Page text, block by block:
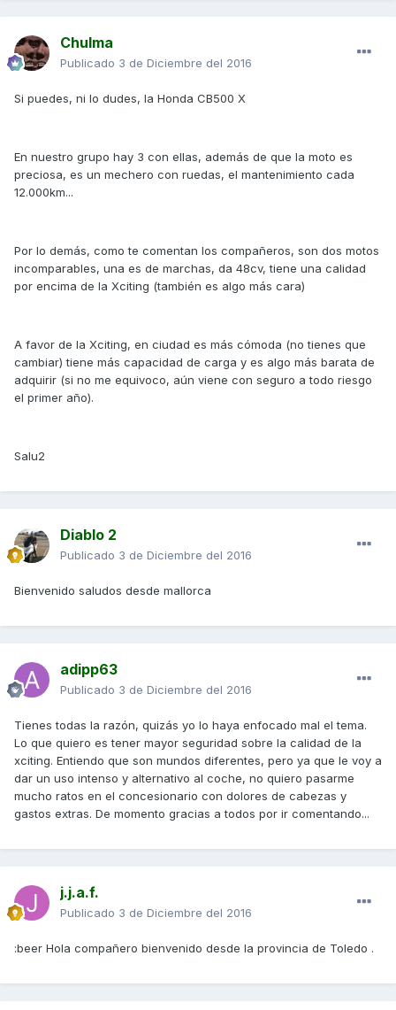
Chulma
Publicado 3 de Diciembre del 2016
Si puedes, ni lo dudes, la Honda CB500 X
En nuestro grupo hay 3 con ellas, además de que la moto es
preciosa, es un mechero con ruedas, el mantenimiento cada
12.000km...
Por lo demás, como te comentan los compañeros, son dos motos
incomparables, una es de marchas, da 48cv, tiene una calidad
por encima de la Xciting (también es algo más cara)
A favor de la Xciting, en ciudad es más cómoda (no tienes que
cambiar) tiene más capacidad de carga y es algo más barata de
adquirir (si no me equivoco, aún viene con seguro a todo riesgo
el primer año).
Salu2
Diablo 2
Publicado 3 de Diciembre del 2016
Bienvenido saludos desde mallorca
adipp63
Publicado 3 de Diciembre del 2016
Tienes todas la razón, quizás yo lo haya enfocado mal el tema.
Lo que quiero es tener mayor seguridad sobre la calidad de la
xciting. Entiendo que son mundos diferentes, pero ya que le voy a
dar un uso intenso y alternativo al coche, no quiero pasarme
mucho ratos en el concesionario con dolores de cabezas y
gastos extras. De momento gracias a todos por ir comentando...
j.j.a.f.
Publicado 3 de Diciembre del 2016
:beer Hola compañero bienvenido desde la provincia de Toledo .